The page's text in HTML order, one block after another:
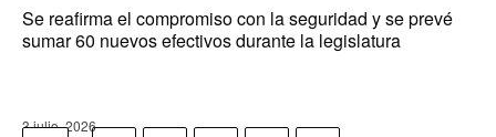
Se reafirma el compromiso con la seguridad y se prevé
sumar 60 nuevos efectivos durante la legislatura
3 julio, 2026